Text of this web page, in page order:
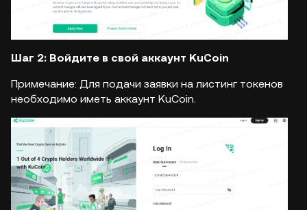
Шаг 2: Войдите в свой аккаунт KuCoin
Примечание: Для подачи заявки на листинг токенов
необходимо иметь аккаунт KuCoin.